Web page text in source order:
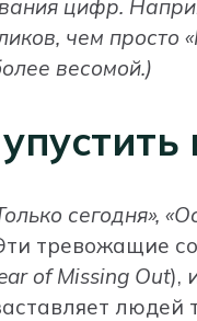
цифр.
чем просто
весомой.)
сегодня»,
тревожащие
of Missing Out),
людей